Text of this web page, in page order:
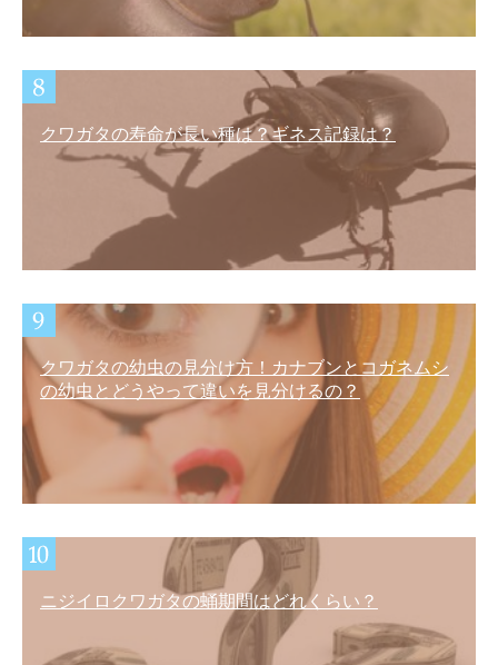
クワガタの寿命が長い種は？ギネス記録は？
クワガタの幼虫の見分け方！カナブンとコガネムシ
の幼虫とどうやって違いを見分けるの？
ニジイロクワガタの蛹期間はどれくらい？